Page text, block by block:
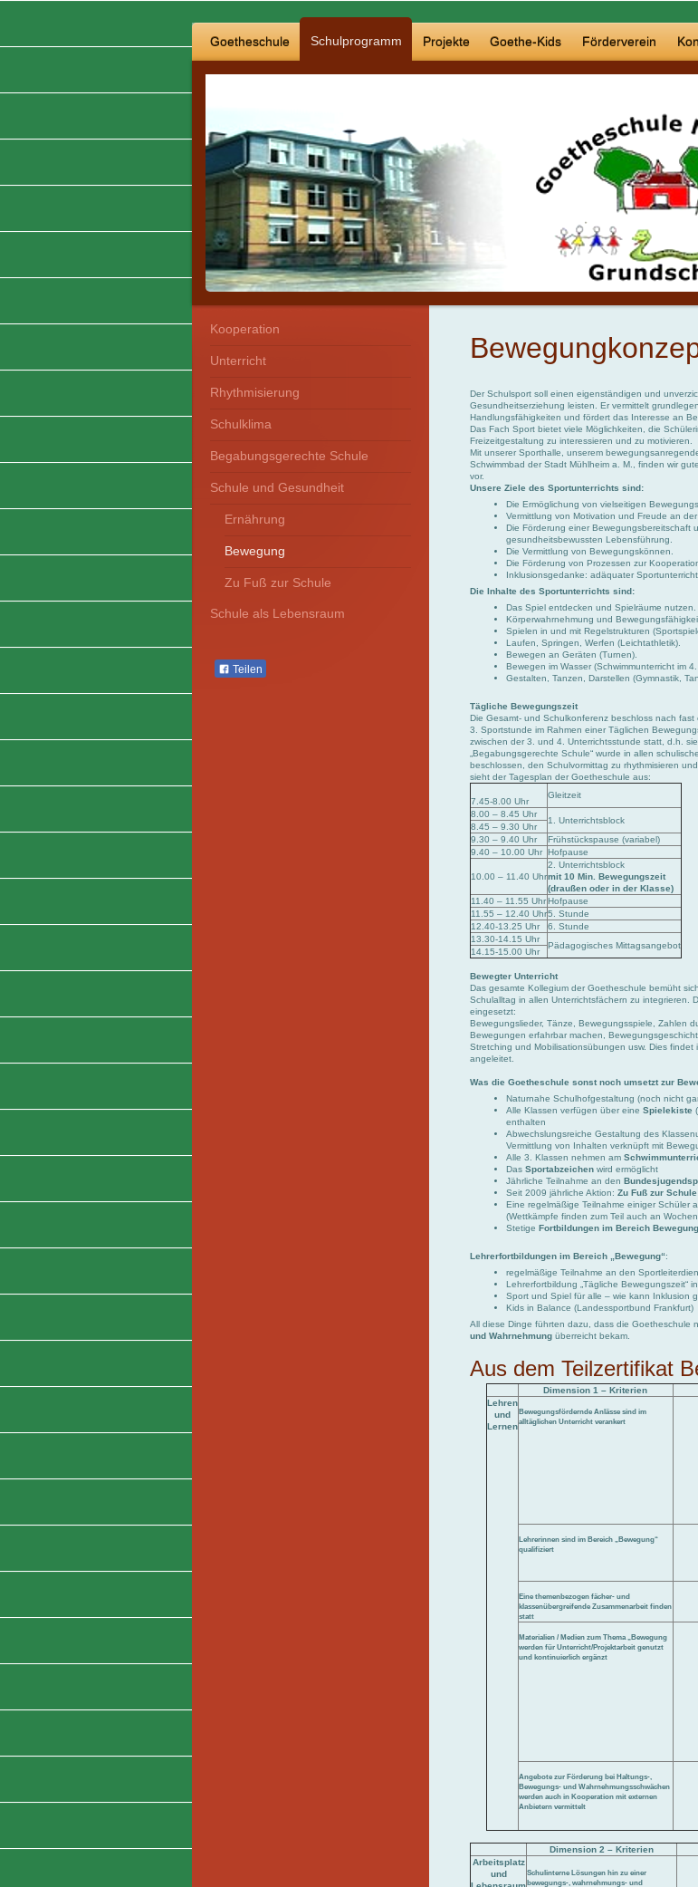
Goetheschule Schulprogramm Projekte Goethe-Kids Förderverein
Der Schulsport soll einen eigenständigen und
Gesundheitserziehung leisten. Er vermittelt
Handlungsfähigkeiten und fördert das Interesse an
Das Fach Sport bietet viele Möglichkeiten, die
Freizeitgestaltung zu interessieren und zu motivieren.
Mit unserer Sporthalle, unserem
Schwimmbad der Stadt Mühlheim a. M., finden wir
vor.
Unsere Ziele des Sportunterrichts sind:
Die Ermöglichung von vielseitigen
Vermittlung von Motivation und Freude an
Die Förderung einer Bewegungsbereitschaft
gesundheitsbewussten Lebensführung.
Die Vermittlung von Bewegungskönnen.
Die Förderung von Prozessen zur
Inklusionsgedanke: adäquater
Die Inhalte des Sportunterrichts sind:
Das Spiel entdecken und Spielräume nutzen.
Körperwahrnehmung und
Spielen in und mit Regelstrukturen
Laufen, Springen, Werfen (Leichtathletik).
Bewegen an Geräten (Turnen).
Bewegen im Wasser (Schwimmunterricht im 4.
Gestalten, Tanzen, Darstellen (Gymnastik,
Tägliche Bewegungszeit
Die Gesamt- und Schulkonferenz beschloss nach
3. Sportstunde im Rahmen einer Täglichen
zwischen der 3. und 4. Unterrichtsstunde statt, d.h.
„Begabungsgerechte Schule“ wurde in allen
beschlossen, den Schulvormittag zu rhythmisieren
sieht der Tagesplan der Goetheschule aus:
7.45-8.00 Uhr
Gleitzeit
8.00 – 8.45 Uhr
1. Unterrichtsblock
8.45 – 9.30 Uhr
9.30 – 9.40 Uhr
Frühstückspause (variabel)
9.40 – 10.00 Uhr Hofpause
10.00 – 11.40 Uhr
2. Unterrichtsblock
mit 10 Min. Bewegungszeit
(draußen oder in der Klasse)
11.40 – 11.55 Uhr Hofpause
11.55 – 12.40 Uhr5. Stunde
12.40-13.25 Uhr
6. Stunde
13.30-14.15 Uhr
Pädagogisches Mittagsangebot
14.15-15.00 Uhr
Bewegter Unterricht
Das gesamte Kollegium der Goetheschule bemüht
Schulalltag in allen Unterrichtsfächern zu integrieren.
eingesetzt:
Bewegungslieder, Tänze, Bewegungsspiele, Zahlen
Bewegungen erfahrbar machen,
Stretching und Mobilisationsübungen usw. Dies
angeleitet.
Was die Goetheschule sonst noch umsetzt zur
Naturnahe Schulhofgestaltung (noch nicht
Alle Klassen verfügen über eineSpielekiste
enthalten
Abwechslungsreiche Gestaltung des
Vermittlung von Inhalten verknüpft mit
Alle 3. Klassen nehmen am
DasSportabzeichen wird ermöglicht
Jährliche Teilnahme an den
Seit 2009 jährliche Aktion:Zu Fuß zur Schule
Eine regelmäßige Teilnahme einiger Schüler
(Wettkämpfe finden zum Teil auch an
StetigeFortbildungen im Bereich Bewegung
Lehrerfortbildungen im Bereich „Bewegung“:
regelmäßige Teilnahme an den
Lehrerfortbildung „Tägliche Bewegungszeit“
Sport und Spiel für alle – wie kann Inklusion
Kids in Balance (Landessportbund Frankfurt)
All diese Dinge führten dazu, dass die Goetheschule
und Wahrnehmung überreicht bekam.
Aus dem Teilzertifikat
Dimension 1 – Kriterien
Lehren
und
Lernen
Bewegungsfördernde Anlässe sind im
alltäglichen Unterricht verankert
Lehrerinnen sind im Bereich „Bewegung“
qualifiziert
Eine themenbezogen fächer- und
klassenübergreifende Zusammenarbeit finden
statt
Materialien / Medien zum Thema „Bewegung
werden für Unterricht/Projektarbeit genutzt
und kontinuierlich ergänzt
Angebote zur Förderung bei Haltungs-,
Bewegungs- und Wahrnehmungsschwächen
werden auch in Kooperation mit externen
Anbietern vermittelt
Dimension 2 – Kriterien
Arbeitsplatz
und
Schulinterne Lösungen hin zu einer
bewegungs-, wahrnehmungs- und
Kooperation
Unterricht
Rhythmisierung
Schulklima
Begabungsgerechte Schule
Schule und Gesundheit
Ernährung
Bewegung
Zu Fuß zur Schule
Schule als Lebensraum
Teilen